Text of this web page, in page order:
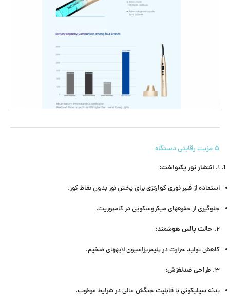
۵ مزیت رقابتی دستگاه
۱. انتشار نور یکنواخت:
استفاده ازفیبر نوری کوارتزیبرای پخش نور بدون نقاط کور.
جلوگیری از حفرههای میکروسکوپی در کامپوزیت.
۲. حالت پالس هوشمند:
کاهش تولید حرارت در پلیمریزاسیون لایههای ضخیم.
۳. طراحی ضدلغزش:
بدنه سیلیکونی با قابلیت چنگش عالی در شرایط مرطوب.